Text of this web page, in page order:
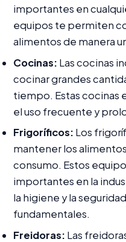
importantes en
equipos te permiten
alimentos de manera
Cocinas: Las cocinas
cocinar grandes
tiempo. Estas cocinas
el uso frecuente y
Frigoríficos: Los
mantener los
consumo. Estos
importantes en la
la higiene y la
fundamentales.
Freidoras: Las